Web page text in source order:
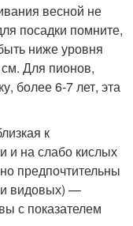
весной не
посадки помните,
ниже уровня
Для пионов,
более 6-7 лет, эта
к
и на слабо кислых
предпочтительны
и видовых) —
с показателем